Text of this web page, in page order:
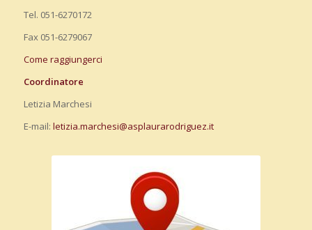
Tel. 051-6270172
Fax 051-6279067
Come raggiungerci
Coordinatore
Letizia Marchesi
E-mail: letizia.marchesi@asplaurarodriguez.it